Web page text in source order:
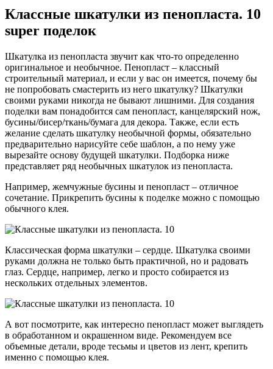
Классные шкатулки из пенопласта. 10
super поделок
Шкатулка из пенопласта звучит как что-то определенно
оригинальное и необычное. Пенопласт – классный
строительный материал, и если у вас он имеется, почему бы
не попробовать смастерить из него шкатулку? Шкатулки
своими руками никогда не бывают лишними. Для создания
поделки вам понадобится сам пенопласт, канцелярский нож,
бусины/бисер/ткань/бумага для декора. Также, если есть
желание сделать шкатулку необычной формы, обязательно
предварительно нарисуйте себе шаблон, а по нему уже
вырезайте основу будущей шкатулки. Подборка ниже
представляет ряд необычных шкатулок из пенопласта.
Например, жемчужные бусины и пенопласт – отличное
сочетание. Прикрепить бусины к поделке можно с помощью
обычного клея.
Классическая форма шкатулки – сердце. Шкатулка своими
руками должна не только быть практичной, но и радовать
глаз. Сердце, например, легко и просто собирается из
нескольких отдельных элементов.
А вот посмотрите, как интересно пенопласт может выглядеть
в обработанном и окрашенном виде. Рекомендуем все
объемные детали, вроде тесьмы и цветов из лент, крепить
именно с помощью клея.